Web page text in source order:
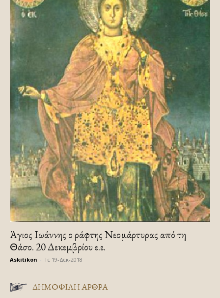
Άγιος Ιωάννης ο ράφτης Νεομάρτυρας από τη
Θάσο. 20 Δεκεμβρίου ε.ε.
Askitikon Τε 19-Δεκ-2018
ΔΗΜΟΦΙΛΗ ΑΡΘΡΑ